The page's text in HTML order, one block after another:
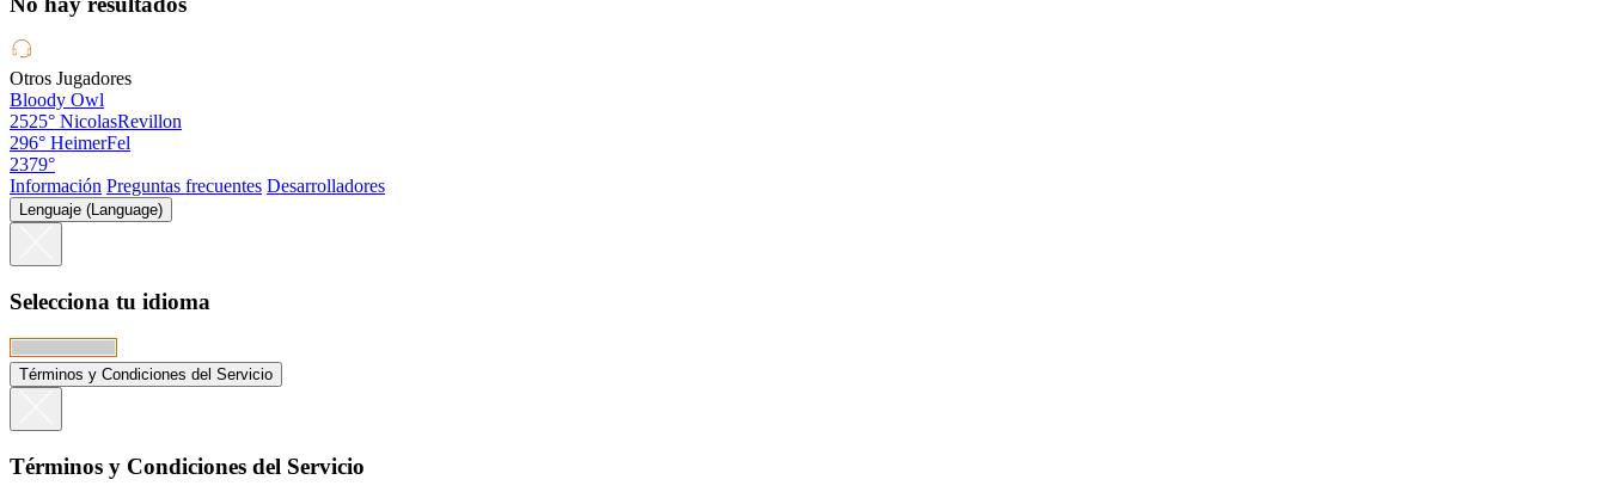
Otros Jugadores
Bloody Owl
2525° NicolasRevillon
296° HeimerFel
2379°
Información Preguntas frecuentes Desarrolladores
Lenguaje (Language)
Selecciona tu idioma
Términos y Condiciones del Servicio
Términos y Condiciones del Servicio